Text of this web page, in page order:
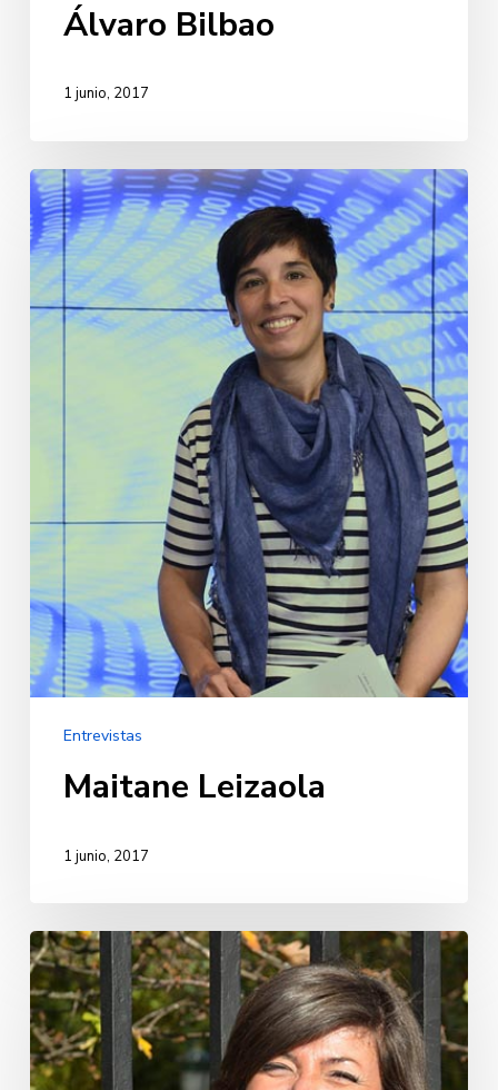
Álvaro Bilbao
1 junio, 2017
Maitane
Leizaola
Entrevistas
Maitane Leizaola
1 junio, 2017
Nerea
Llanos